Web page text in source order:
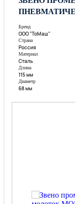
Бренд
ООО "ТоМаш"
Страна
Россия
Материал
Сталь
Длина
115 мм
Диаметр
68 мм